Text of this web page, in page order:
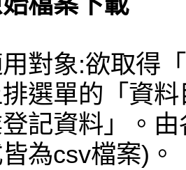
對象:欲取得
選單的「資
登記資料」。
為csv檔案)。